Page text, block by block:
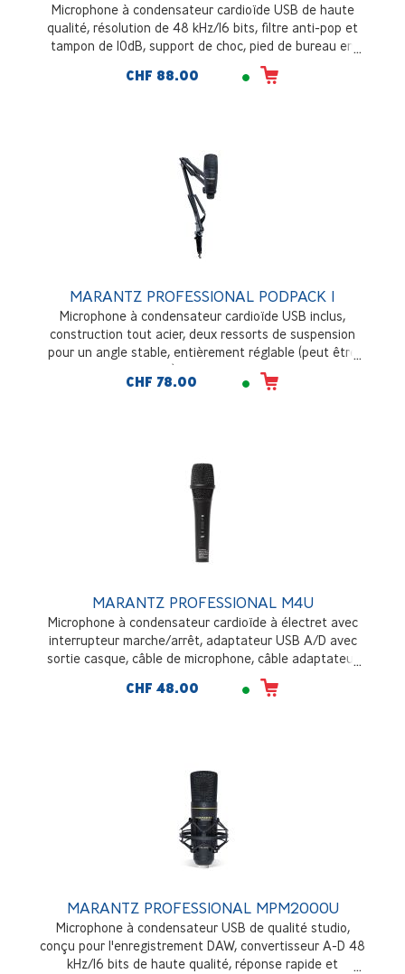
Microphone à condensateur cardioïde USB de haute
qualité, résolution de 48 kHz/16 bits, filtre anti-pop et
tampon de 10dB, support de choc, pied de bureau en
CHF 88.00
MARANTZ PROFESSIONAL PODPACK 1
Microphone à condensateur cardioïde USB inclus,
construction tout acier, deux ressorts de suspension
pour un angle stable, entièrement réglable (peut être
suspendu à l'envers), pinces pour presque tous les
bureaux, câble USB inclus
CHF 78.00
MARANTZ PROFESSIONAL M4U
Microphone à condensateur cardioïde à électret avec
interrupteur marche/arrêt, adaptateur USB A/D avec
sortie casque, câble de microphone, câble adaptateur
USB, support de bureau
CHF 48.00
MARANTZ PROFESSIONAL MPM2000U
Microphone à condensateur USB de qualité studio,
conçu pour l'enregistrement DAW, convertisseur A-D 48
kHz/16 bits de haute qualité, réponse rapide et